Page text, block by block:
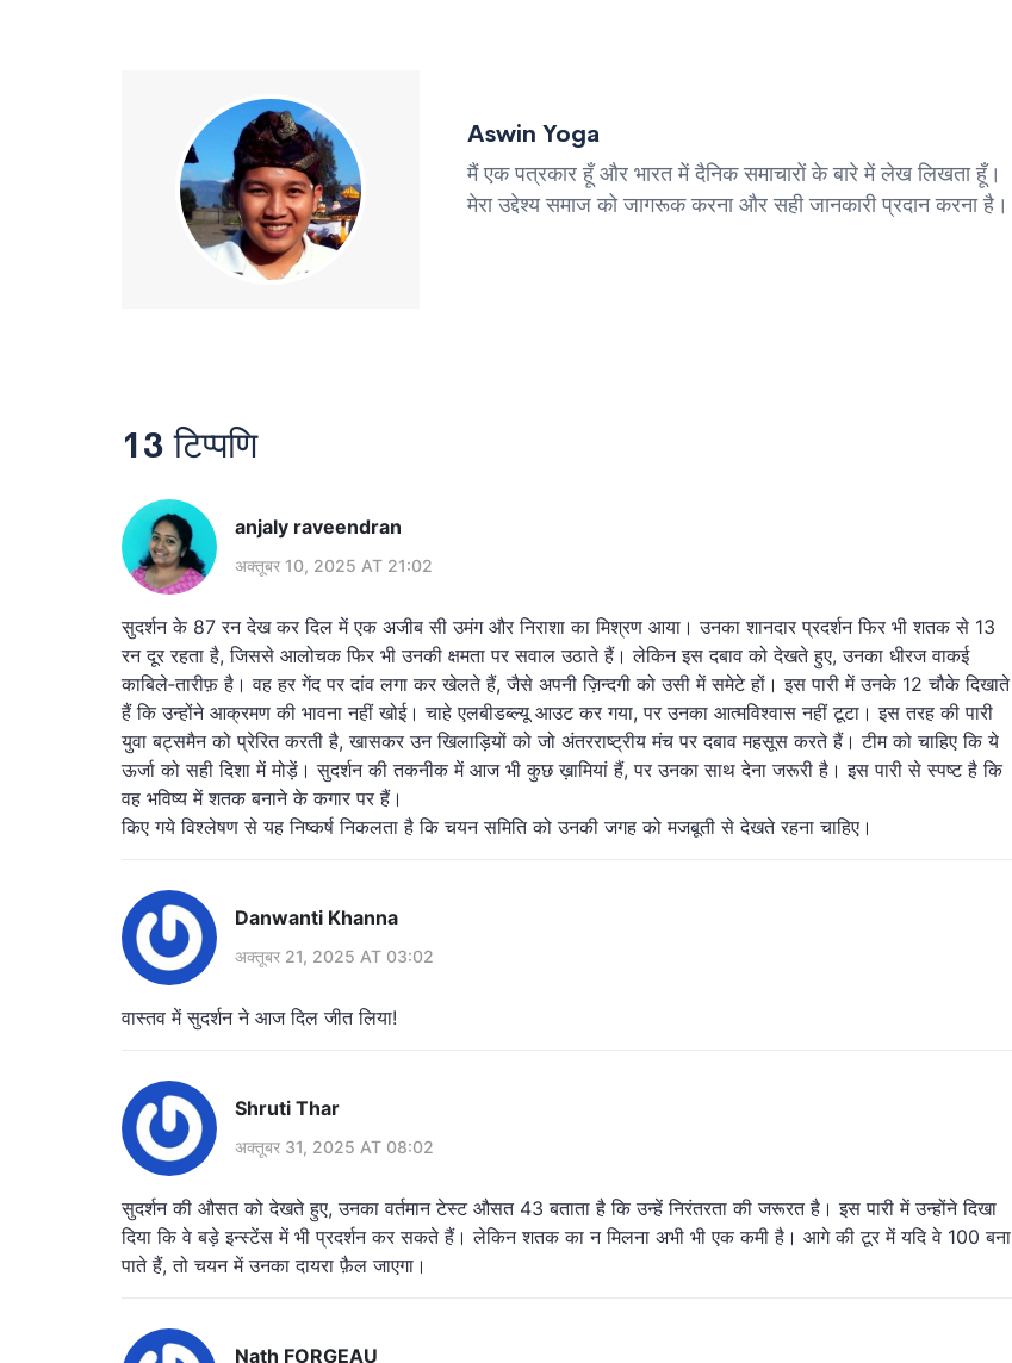
Aswin Yoga
मैं एक पत्रकार हूँ और भारत में दैनिक समाचारों के बारे में लेख लिखता हूँ।
मेरा उद्देश्य समाज को जागरूक करना और सही जानकारी प्रदान करना है।
13 टिप्पणि
anjaly raveendran
अक्तूबर 10, 2025 AT 21:02
सुदर्शन के 87 रन देख कर दिल में एक अजीब सी उमंग और निराशा का मिश्रण आया। उनका शानदार प्रदर्शन फिर भी शतक से 13
रन दूर रहता है, जिससे आलोचक फिर भी उनकी क्षमता पर सवाल उठाते हैं। लेकिन इस दबाव को देखते हुए, उनका धीरज वाकई
काबिले‑तारीफ़ है। वह हर गेंद पर दांव लगा कर खेलते हैं, जैसे अपनी ज़िन्दगी को उसी में समेटे हों। इस पारी में उनके 12 चौके दिखाते
हैं कि उन्होंने आक्रमण की भावना नहीं खोई। चाहे एलबीडब्ल्यू आउट कर गया, पर उनका आत्मविश्वास नहीं टूटा। इस तरह की पारी
युवा बट्समैन को प्रेरित करती है, खासकर उन खिलाड़ियों को जो अंतरराष्ट्रीय मंच पर दबाव महसूस करते हैं। टीम को चाहिए कि ये
ऊर्जा को सही दिशा में मोड़ें। सुदर्शन की तकनीक में आज भी कुछ ख़ामियां हैं, पर उनका साथ देना जरूरी है। इस पारी से स्पष्ट है कि
वह भविष्य में शतक बनाने के कगार पर हैं।
किए गये विश्लेषण से यह निष्कर्ष निकलता है कि चयन समिति को उनकी जगह को मजबूती से देखते रहना चाहिए।
Danwanti Khanna
अक्तूबर 21, 2025 AT 03:02
वास्तव में सुदर्शन ने आज दिल जीत लिया!
Shruti Thar
अक्तूबर 31, 2025 AT 08:02
सुदर्शन की औसत को देखते हुए, उनका वर्तमान टेस्ट औसत 43 बताता है कि उन्हें निरंतरता की जरूरत है। इस पारी में उन्होंने दिखा
दिया कि वे बड़े इन्स्टेंस में भी प्रदर्शन कर सकते हैं। लेकिन शतक का न मिलना अभी भी एक कमी है। आगे की टूर में यदि वे 100 बना
पाते हैं, तो चयन में उनका दायरा फ़ैल जाएगा।
Nath FORGEAU